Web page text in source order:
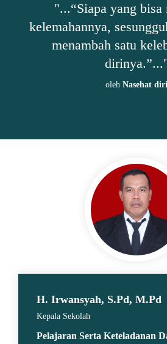
"...“Siapa yang bisa
kelemahannya,
menambah satu
oleh Nasehat diri
H. Irwansyah, S.Pd, M.Pd
Kepala Sekolah
Pelajaran Serta Keteladanan